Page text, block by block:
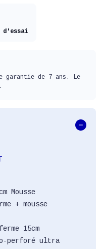
d'essai
garantie de 7 ans. Le
Mousse
+ mousse
15cm
perforé ultra